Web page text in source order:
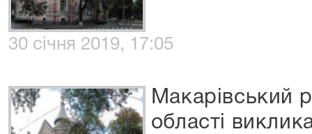
30 січня 2019, 17:05
Макарівський
області